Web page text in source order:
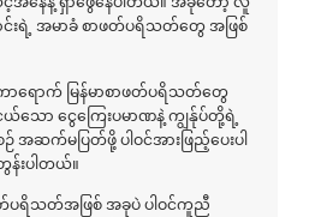
ာင်းရဲ့ အမာခံ စာဖတ်ပရိသတ်တွေ အဖြစ်
ာရောက် မြန်မာစာဖတ်ပရိသတ်တွေ
သော ငွေကြေးပမာဏနဲ့ ကျွန်ုပ်တို့ရဲ့
ဆက်မပြတ်ဖို့ ပါဝင်အားဖြည့်ပေးပါ
းပါတယ်။
ဖတ်ပရိသတ်အဖြစ် အခုပဲ ပါဝင်ကူညီ